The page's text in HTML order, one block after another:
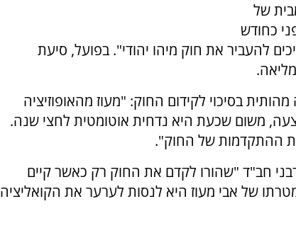
של
כחודש
להעביר את חוק מיהו יהודי". בפועל, סיעת
בסיכוי לקידום החוק: "מעוז מהאופוזיציה
משום שכעת היא נדחית אוטומטית לחצי שנה.
את ההתקדמות של החוק".
חב"ד "שהורו לקדם את החוק רק כאשר קיים
של אבי מעוז היא לנסות לערער את הקואליציה